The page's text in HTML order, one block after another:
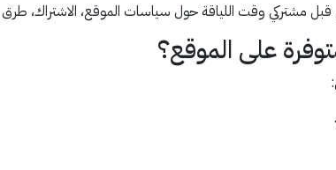
قبل مشتركي وقت اللياقة حول سياسات الموقع، الاشتراك،
على الموقع؟